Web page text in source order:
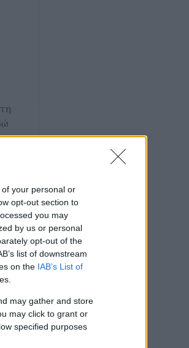
your personal or
opt-out section to
you may
by us or personal
opt-out of the
list of downstream
on the IAB’s List of
may gather and store
may click to grant or
specified purposes